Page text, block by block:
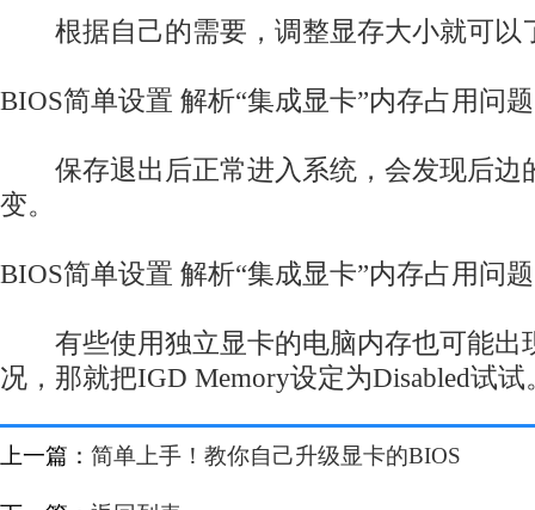
根据自己的需要，调整显存大小就可以
BIOS简单设置 解析“集成显卡”内存占用问
保存退出后正常进入系统，会发现后边
变。
BIOS简单设置 解析“集成显卡”内存占用问题
有些使用独立显卡的电脑内存也可能出
况，那就把IGD Memory设定为Disabled试试
上一篇： 简单上手！教你自己升级显卡的BIOS